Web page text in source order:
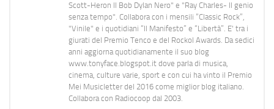
Scott-Heron Il Bob Dylan Nero" e "Ray Charles- Il genio
senza tempo". Collabora con i mensili “Classic Rock”,
"Vinile" e i quotidiani “Il Manifesto” e “Libertà”. E' tra i
giurati del Premio Tenco e del Rockol Awards. Da sedici
anni aggiorna quotidianamente il suo blog
www.tonyface.blogspot.it dove parla di musica,
cinema, culture varie, sport e con cui ha vinto il Premio
Mei Musicletter del 2016 come miglior blog italiano.
Collabora con Radiocoop dal 2003.